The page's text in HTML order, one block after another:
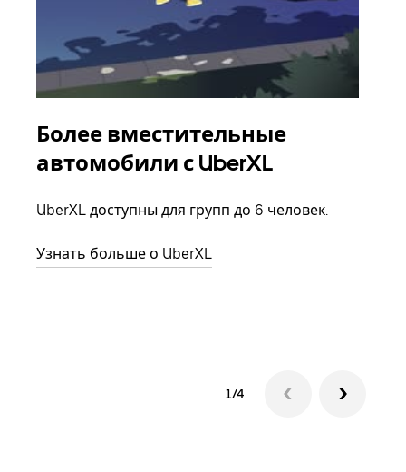
Более вместительные
автомобили с UberXL
UberXL доступны для групп до 6 человек.
Узнать больше о UberXL
1/4